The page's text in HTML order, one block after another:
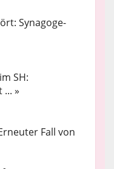
Synagoge-
SH:
»
Fall von